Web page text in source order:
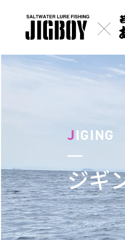
JIGING
ジギ